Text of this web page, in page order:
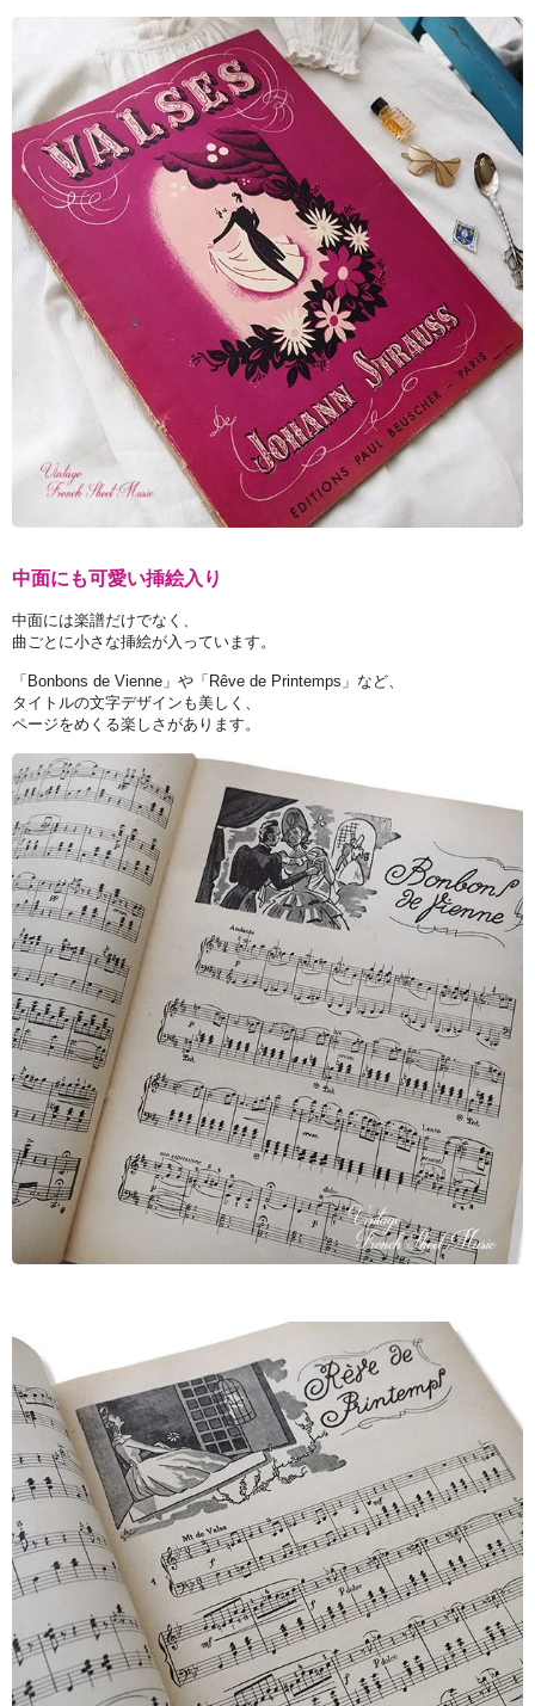
中面にも可愛い挿絵入り
中面には楽譜だけでなく、
曲ごとに小さな挿絵が入っています。
「Bonbons de Vienne」や「Rêve de Printemps」など、
タイトルの文字デザインも美しく、
ページをめくる楽しさがあります。